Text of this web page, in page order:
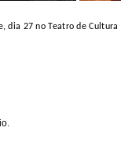
dia 27 no Teatro de Cultura